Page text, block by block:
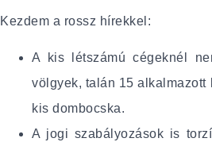
Kezdem a rossz hírekkel:
A kis létszámú cégeknél
völgyek, talán 15 alkalmazott
kis dombocska.
A jogi szabályozások is